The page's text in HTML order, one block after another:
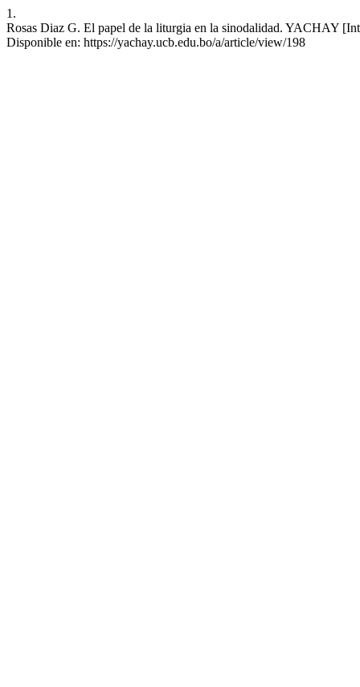
1.
Rosas Diaz G. El papel de la liturgia en la sinodalidad. YACHAY
Disponible en: https://yachay.ucb.edu.bo/a/article/view/198